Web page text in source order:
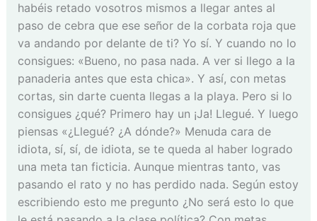
habéis retado vosotros mismos a llegar antes al
paso de cebra que ese señor de la corbata roja que
va andando por delante de ti? Yo sí. Y cuando no lo
consigues: «Bueno, no pasa nada. A ver si llego a la
panaderia antes que esta chica». Y así, con metas
cortas, sin darte cuenta llegas a la playa. Pero si lo
consigues ¿qué? Primero hay un ¡Ja! Llegué. Y luego
piensas «¿Llegué? ¿A dónde?» Menuda cara de
idiota, sí, sí, de idiota, se te queda al haber logrado
una meta tan ficticia. Aunque mientras tanto, vas
pasando el rato y no has perdido nada. Según estoy
escribiendo esto me pregunto ¿No será esto lo que